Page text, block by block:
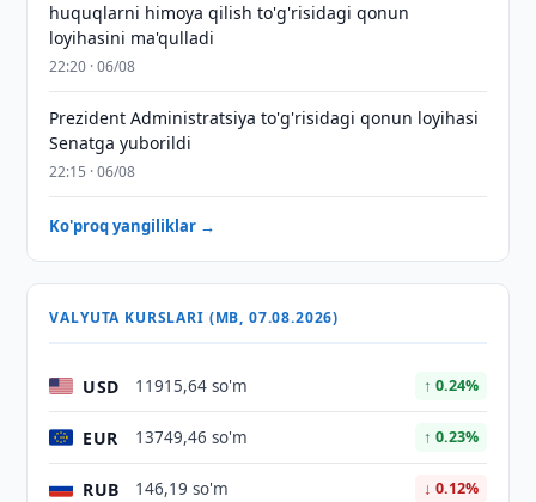
huquqlarni himoya qilish to'g'risidagi qonun
loyihasini ma'qulladi
22:20 · 06/08
Prezident Administratsiya to'g'risidagi qonun loyihasi
Senatga yuborildi
22:15 · 06/08
Ko'proq yangiliklar →
VALYUTA KURSLARI (MB, 07.08.2026)
USD 11915,64 so'm ↑ 0.24%
EUR 13749,46 so'm ↑ 0.23%
RUB 146,19 so'm ↓ 0.12%